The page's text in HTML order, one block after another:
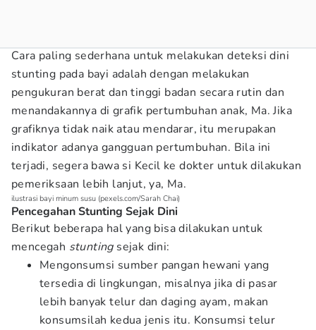
Cara paling sederhana untuk melakukan deteksi dini
stunting pada bayi adalah dengan melakukan
pengukuran berat dan tinggi badan secara rutin dan
menandakannya di grafik pertumbuhan anak, Ma. Jika
grafiknya tidak naik atau mendarar, itu merupakan
indikator adanya gangguan pertumbuhan. Bila ini
terjadi, segera bawa si Kecil ke dokter untuk dilakukan
pemeriksaan lebih lanjut, ya, Ma.
ilustrasi bayi minum susu (pexels.com/Sarah Chai)
Pencegahan Stunting Sejak Dini
Berikut beberapa hal yang bisa dilakukan untuk
mencegah stunting sejak dini:
Mengonsumsi sumber pangan hewani yang
tersedia di lingkungan, misalnya jika di pasar
lebih banyak telur dan daging ayam, makan
konsumsilah kedua jenis itu. Konsumsi telur